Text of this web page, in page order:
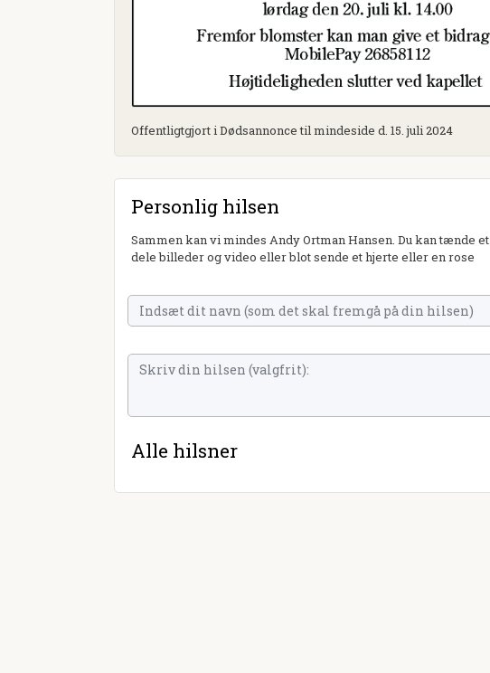
Offentligtgjort i Dødsannonce til mindeside d. 15. juli 2024
Personlig hilsen
Sammen kan vi mindes Andy Ortman Hansen. Du kan tænde
dele billeder og video eller blot sende et hjerte eller en rose
Alle hilsner